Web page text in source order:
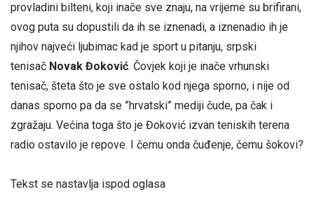
provladini bilteni, koji inače sve znaju, na vrijeme su brifirani,
ovog puta su dopustili da ih se iznenadi, a iznenadio ih je
njihov najveći ljubimac kad je sport u pitanju, srpski
tenisač Novak Đoković. Čovjek koji je inače vrhunski
tenisač, šteta što je sve ostalo kod njega sporno, i nije od
danas sporno pa da se ”hrvatski” mediji čude, pa čak i
zgražaju. Većina toga što je Đoković izvan teniskih terena
radio ostavilo je repove. I čemu onda čuđenje, čemu šokovi?
Tekst se nastavlja ispod oglasa